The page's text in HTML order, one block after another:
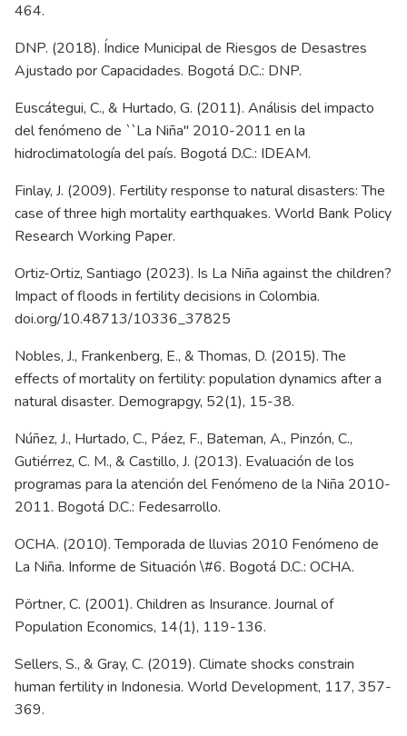
464.
DNP. (2018). Índice Municipal de Riesgos de Desastres
Ajustado por Capacidades. Bogotá D.C.: DNP.
Euscátegui, C., & Hurtado, G. (2011). Análisis del impacto
del fenómeno de ``La Niña'' 2010-2011 en la
hidroclimatología del país. Bogotá D.C.: IDEAM.
Finlay, J. (2009). Fertility response to natural disasters: The
case of three high mortality earthquakes. World Bank Policy
Research Working Paper.
Ortiz-Ortiz, Santiago (2023). Is La Niña against the children?
Impact of floods in fertility decisions in Colombia.
doi.org/10.48713/10336_37825
Nobles, J., Frankenberg, E., & Thomas, D. (2015). The
effects of mortality on fertility: population dynamics after a
natural disaster. Demograpgy, 52(1), 15-38.
Núñez, J., Hurtado, C., Páez, F., Bateman, A., Pinzón, C.,
Gutiérrez, C. M., & Castillo, J. (2013). Evaluación de los
programas para la atención del Fenómeno de la Niña 2010-
2011. Bogotá D.C.: Fedesarrollo.
OCHA. (2010). Temporada de lluvias 2010 Fenómeno de
La Niña. Informe de Situación \#6. Bogotá D.C.: OCHA.
Pörtner, C. (2001). Children as Insurance. Journal of
Population Economics, 14(1), 119-136.
Sellers, S., & Gray, C. (2019). Climate shocks constrain
human fertility in Indonesia. World Development, 117, 357-
369.